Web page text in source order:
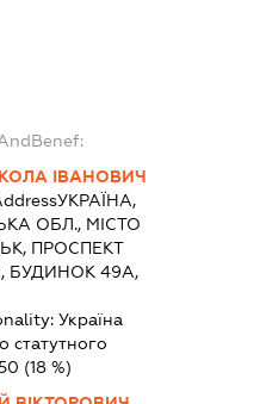
ІВАНОВИЧ
УКРАЇНА,
ОБЛ., МІСТО
ПРОСПЕКТ
БУДИНОК 49А,
Україна
статутного
(18 %)